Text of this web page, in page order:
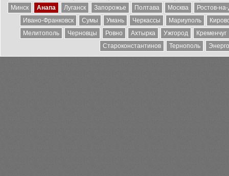
Минск
Анапа Луганск Запорожье Полтава Москва
Ростов-
Ивано-Франковск
Сумы Умань Черкассы Мариуполь
Мелитополь
Черновцы Ровно Ахтырка Ужгород
Кременчуг
Староконстантинов
Тернополь